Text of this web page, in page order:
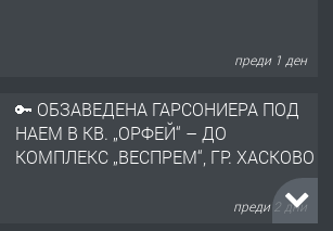
преди 1 ден
🔑 ОБЗАВЕДЕНА ГАРСОНИЕРА ПОД
НАЕМ В КВ. „ОРФЕЙ“ – ДО
КОМПЛЕКС „ВЕСПРЕМ“, ГР. ХАСКОВО
преди 2 дни